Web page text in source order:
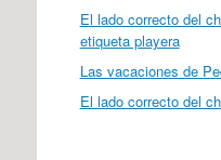
El lado correcto del
etiqueta playera
Las vacaciones de
El lado correcto del